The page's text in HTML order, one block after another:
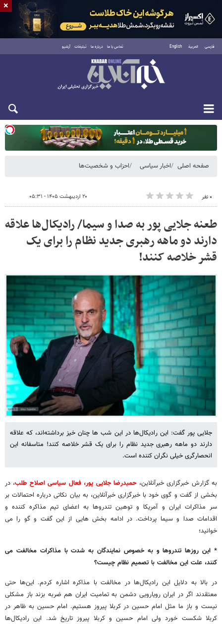
فارسی العربية English تماس با ما درباره ما تبلیغات آرشیو
یکشنبه ۱۸ مرداد ۱۴۰۵
صفحه اصلی اخبار سیاسی احزاب و شخصیت‌ها
۰ نفر ۲۰ اردیبهشت ۱۴۰۵ - ۰۵:۳۱
طعنه جلایی پور به صدا و سیما/ رادیکال‌ها علاقه
دارند دو ماهه رهبری جدید نظام را برای یک
قشر خلاصه کنند!
جلایی پور گفت: این رادیکال‌ها در این شب ها چنان خیز برداشته‌اند، که علاقه
دارند دو ماهه رهبری جدید نظام را برای یک قشر خلاصه کنند! متاسفانه این
انحصارگری خیلی نگران کننده است.
به گزارش خبرگزاری خبرآنلاین،حمیدرضا جلایی پور، فعال سیاسی اصلاح طلب، در
بخشی از گفت و گوی خود با خبرگزاری خبرآنلاین، به بیان نکاتی درباره احتمالات بر
سر مذاکرات ایران و آمریکا و توهین تندروها به اعضای تیم مذاکره کننده و
اقدامات صدا و سیما پرداخت. در ادامه بخش هایی از این گفت و گو را می
خوانید؛
* این روزها تندروها و به خصوص نمایندگان به شدت با مذاکرات مخالفت می
کنند، علت این مخالفت با تصمیم نظام چیست؟
در بالا به دلایل این رادیکال‌ها در مخالفت با مذاکره اشاره کردم. این‌ها حتی
معتقدند اگر در ایران رویارویی دشمن به تمامیت ایران هم ضربه بزند باز مشکلی
نیست و باز ما مثل امام حسین در کربلا پیروز هستیم. امام حسین به ظاهر در
کربلا شکست خورد ولی امام حسین و کربلا پیروز تاریخ شد. این رادیکال‌ها
×